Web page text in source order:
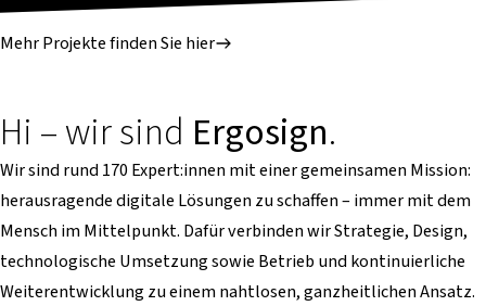
Mehr Projekte finden Sie hier
Hi – wir sind Ergosign.
Wir sind rund 170 Expert:innen mit einer gemeinsamen Mission:
herausragende digitale Lösungen zu schaffen – immer mit dem
Mensch im Mittelpunkt. Dafür verbinden wir Strategie, Design,
technologische Umsetzung sowie Betrieb und kontinuierliche
Weiterentwicklung zu einem nahtlosen, ganzheitlichen Ansatz.